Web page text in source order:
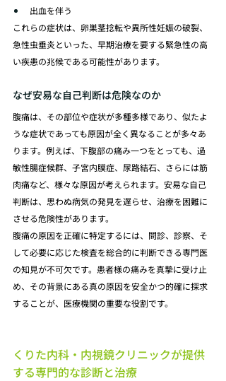
出血を伴う
これらの症状は、卵巣茎捻転や異所性妊娠の破裂、
急性虫垂炎といった、早期治療を要する緊急性の高
い疾患の兆候である可能性があります。
なぜ安易な自己判断は危険なのか
腹痛は、その部位や症状が多種多様であり、似たよ
うな症状であっても原因が全く異なることが多々あ
ります。例えば、下腹部の痛み一つをとっても、過
敏性腸症候群、子宮内膜症、尿路結石、さらには筋
肉痛など、様々な原因が考えられます。安易な自己
判断は、思わぬ病気の発見を遅らせ、治療を困難に
させる危険性があります。
腹痛の原因を正確に特定するには、問診、診察、そ
して必要に応じた検査を総合的に判断できる専門医
の知見が不可欠です。患者様の痛みを真摯に受け止
め、その背景にある真の原因を安全かつ的確に探求
することが、医療機関の重要な役割です。
くりた内科・内視鏡クリニックが提供
する専門的な診断と治療